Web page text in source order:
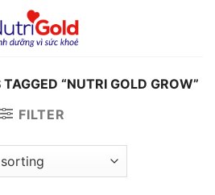
“NUTRI GOLD GROW”
FILTER